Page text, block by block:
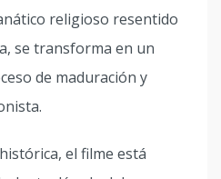
religioso resentido
se transforma en un
de maduración y
el filme está